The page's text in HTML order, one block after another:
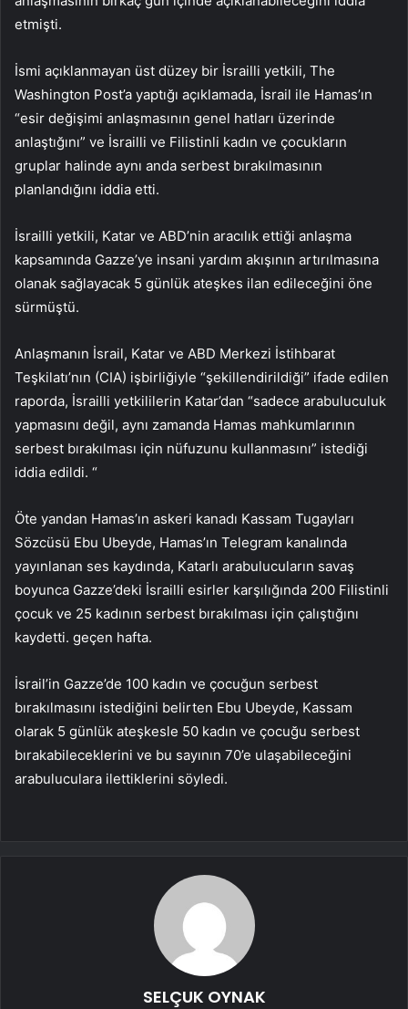
etmişti.
İsmi açıklanmayan üst düzey bir İsrailli yetkili, The
Washington Post’a yaptığı açıklamada, İsrail ile Hamas’ın
“esir değişimi anlaşmasının genel hatları üzerinde
anlaştığını” ve İsrailli ve Filistinli kadın ve çocukların
gruplar halinde aynı anda serbest bırakılmasının
planlandığını iddia etti.
İsrailli yetkili, Katar ve ABD’nin aracılık ettiği anlaşma
kapsamında Gazze’ye insani yardım akışının artırılmasına
olanak sağlayacak 5 günlük ateşkes ilan edileceğini öne
sürmüştü.
Anlaşmanın İsrail, Katar ve ABD Merkezi İstihbarat
Teşkilatı’nın (CIA) işbirliğiyle “şekillendirildiği” ifade edilen
raporda, İsrailli yetkililerin Katar’dan “sadece arabuluculuk
yapmasını değil, aynı zamanda Hamas mahkumlarının
serbest bırakılması için nüfuzunu kullanmasını” istediği
iddia edildi. “
Öte yandan Hamas’ın askeri kanadı Kassam Tugayları
Sözcüsü Ebu Ubeyde, Hamas’ın Telegram kanalında
yayınlanan ses kaydında, Katarlı arabulucuların savaş
boyunca Gazze’deki İsrailli esirler karşılığında 200 Filistinli
çocuk ve 25 kadının serbest bırakılması için çalıştığını
kaydetti. geçen hafta.
İsrail’in Gazze’de 100 kadın ve çocuğun serbest
bırakılmasını istediğini belirten Ebu Ubeyde, Kassam
olarak 5 günlük ateşkesle 50 kadın ve çocuğu serbest
bırakabileceklerini ve bu sayının 70’e ulaşabileceğini
arabuluculara ilettiklerini söyledi.
SELÇUK OYNAK